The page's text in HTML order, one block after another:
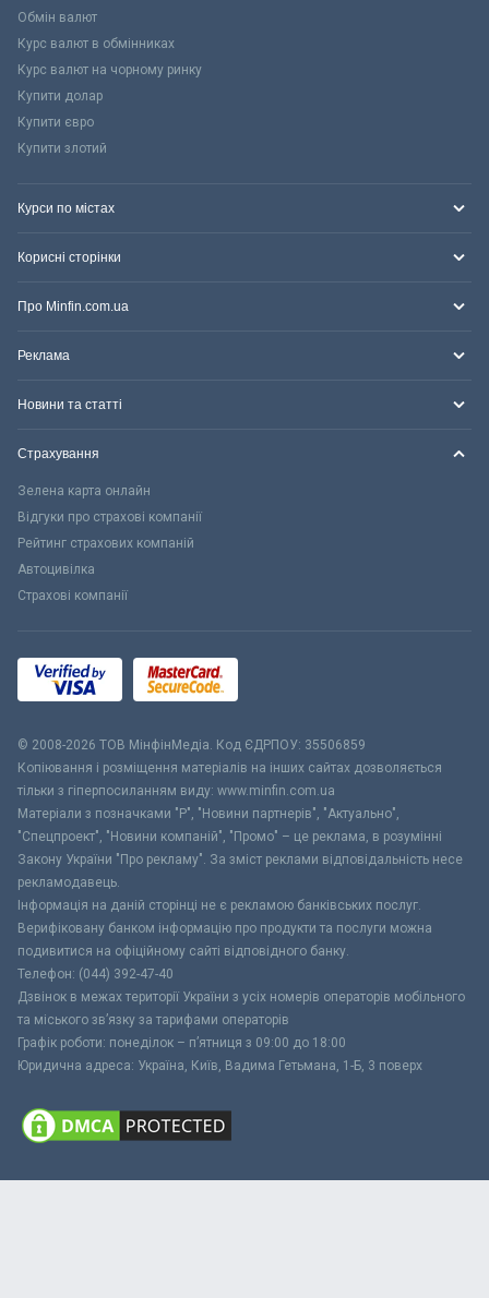
Обмін валют
Курс валют в обмінниках
Курс валют на чорному ринку
Купити долар
Купити євро
Купити злотий
Курси по містах
Корисні сторінки
Про Minfin.com.ua
Реклама
Новини та статті
Страхування
Зелена карта онлайн
Відгуки про страхові компанії
Рейтинг страхових компаній
Автоцивілка
Страхові компанії
© 2008-2026 ТОВ МiнфiнМедiа. Код ЄДРПОУ: 35506859
Копіювання і розміщення матеріалів на інших сайтах дозволяється
тільки з гіперпосиланням виду: www.minfin.com.ua
Матеріали з позначками "Р", "Новини партнерів", "Актуально",
"Спецпроект", "Новини компаній", "Промо" – це реклама, в розумінні
Закону України "Про рекламу". За зміст реклами відповідальність несе
рекламодавець.
Інформація на даній сторінці не є рекламою банківських послуг.
Верифіковану банком інформацію про продукти та послуги можна
подивитися на офіційному сайті відповідного банку.
Телефон: (044) 392-47-40
Дзвінок в межах території України з усіх номерів операторів мобільного
та міського зв’язку за тарифами операторів
Графік роботи: понеділок – п’ятниця з 09:00 до 18:00
Юридична адреса: Україна, Київ, Вадима Гетьмана, 1-Б, 3 поверх